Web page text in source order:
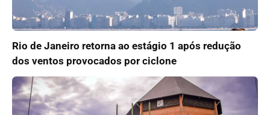
Rio de Janeiro retorna ao estágio 1 após redução
dos ventos provocados por ciclone